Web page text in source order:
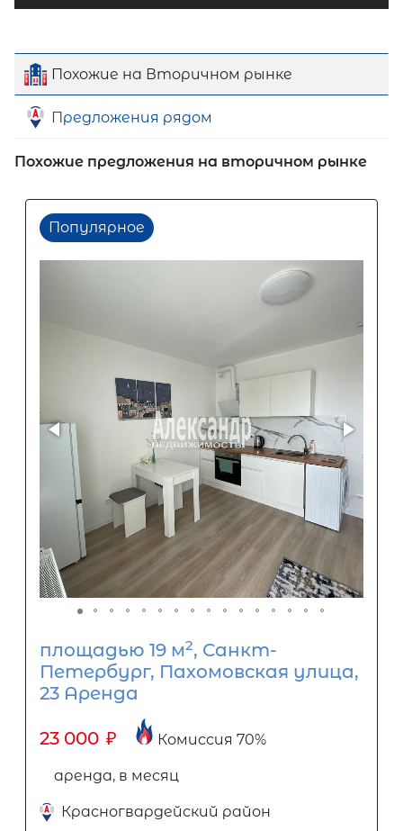
Похожие на Вторичном рынке
Предложения рядом
Похожие предложения на вторичном рынке
Популярное
площадью 19 м2, Санкт-
Петербург, Пахомовская улица,
23 Аренда
23 000 ₽ Комиссия 70%
аренда, в месяц
Красногвардейский район